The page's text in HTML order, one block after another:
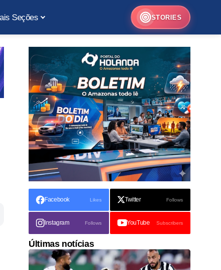
Seções STORIES
Facebook Likes Twitter Follows
Instagram Follows YouTube Subscribers
Últimas notícias